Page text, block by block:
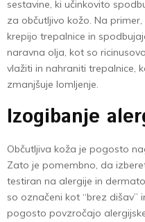
sestavine, ki učinkovito
za občutljivo kožo. Na
krepijo trepalnice in
naravna olja, kot so
vlažiti in nahraniti trepalnice,
zmanjšuje lomljenje.
Izogibanje
Občutljiva koža je pogosto
Zato je pomembno, da
testiran na alergije in
so označeni kot “brez dišav”
pogosto povzročajo